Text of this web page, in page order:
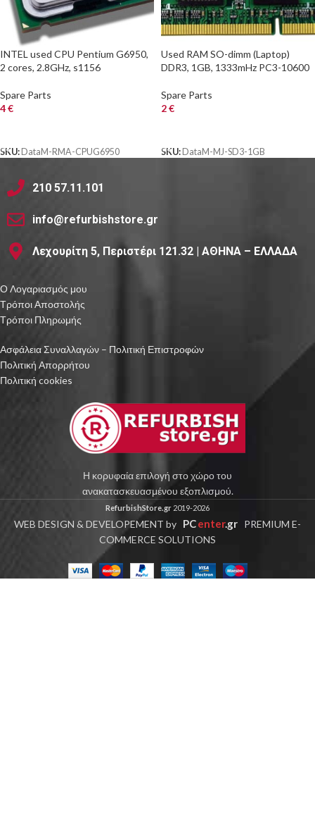
INTEL used CPU Pentium G6950,
2 cores, 2.8GHz, s1156
Spare Parts
4€
SKU: DataM-RMA-CPUG6950
Used RAM SO-dimm (Laptop)
DDR3, 1GB, 1333mHz PC3-10600
Spare Parts
2€
SKU: DataM-MJ-SD3-1GB
210 57.11.101
info@refurbishstore.gr
Λεχουρίτη 5, Περιστέρι 121.32 | ΑΘΗΝΑ – ΕΛΛΑΔΑ
Ο Λογαριασμός μου
Τρόποι Αποστολής
Τρόποι Πληρωμής
Ασφάλεια Συναλλαγών – Πολιτική Επιστροφών
Πολιτική Απορρήτου
Πολιτική cookies
Η κορυφαία επιλογή στο χώρο του
ανακατασκευασμένου εξοπλισμού.
RefurbishStore.gr 2019-2026
WEB DESIGN & DEVELOPEMENT by PCenter.gr PREMIUM E-
COMMERCE SOLUTIONS